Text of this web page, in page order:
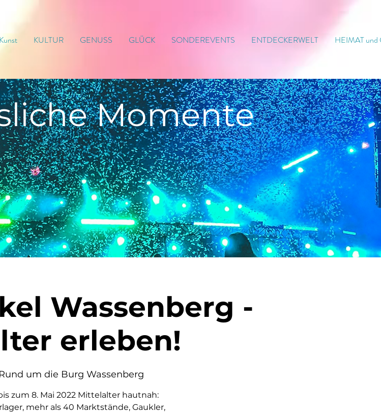
Kunst KULTUR GENUSS GLÜCK SONDEREVENTS ENTDECKERWELT HEIMAT
Momente
Wassenberg -
erleben!
Rund um die Burg Wassenberg
zum 8. Mai 2022 Mittelalter hautnah:
mehr als 40 Marktstände, Gaukler,